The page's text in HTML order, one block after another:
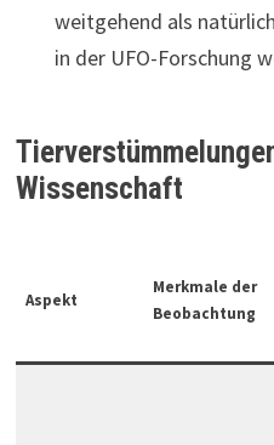
weitgehend als
in der UFO-Forschung
Wissenschaft
Aspekt
Merkmale der
Beobachtung